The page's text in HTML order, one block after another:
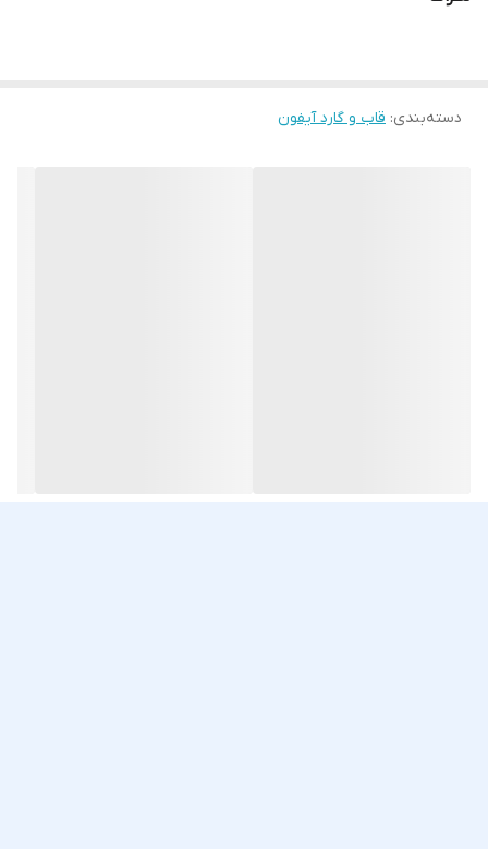
برجستگی هایی است که در هنگام استفاده از آنها راحت تر باشید.
دسته‌بندی: قاب و گارد آیفون